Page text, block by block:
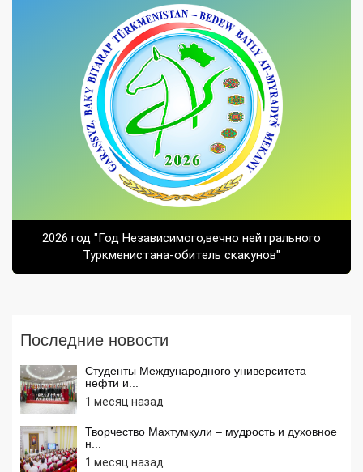
2026 год "Год Независимого,вечно нейтрального
Туркменистана-обитель скакунов"
Последние новости
Студенты Международного университета
нефти и...
1 месяц назад
Творчество Махтумкули – мудрость и духовное
н...
1 месяц назад